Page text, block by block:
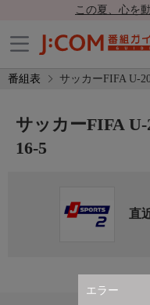
この夏、心を
番組表 サッカーFIFA U-
エラー
サッカーFIFA
16-5
直